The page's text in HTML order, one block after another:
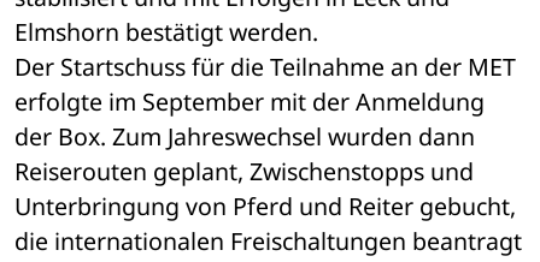
Elmshorn bestätigt werden.
Der Startschuss für die Teilnahme an der MET
erfolgte im September mit der Anmeldung
der Box. Zum Jahreswechsel wurden dann
Reiserouten geplant, Zwischenstopps und
Unterbringung von Pferd und Reiter gebucht,
die internationalen Freischaltungen beantragt